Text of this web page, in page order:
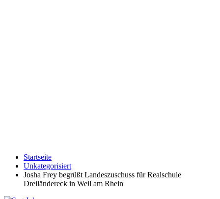
Startseite
Unkategorisiert
Josha Frey begrüßt Landeszuschuss für Realschule
Dreiländereck in Weil am Rhein